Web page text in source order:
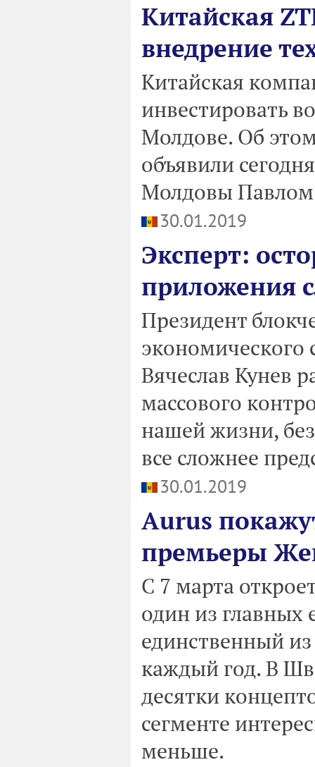
Китайская
внедрение
Китайская
инвестировать
Молдове. Об
объявили
Молдовы
30.01.2019
Эксперт:
приложения
Президент
экономического
Вячеслав Кунев
массового
нашей жизни,
все сложнее
30.01.2019
Aurus
премьеры
С 7 марта
один из главных
единственный
каждый год. В
десятки
сегменте
меньше.